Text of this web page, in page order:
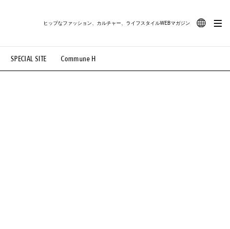
SPECIAL SITE Commune H
ヒップなファッション、カルチャー、ライフスタイルWEBマガジン
#路地裏てぃーん。 #MONTHLY JOURNAL
#MOVIE #LIFESTYLE #SNEAKER #OUTDOOR